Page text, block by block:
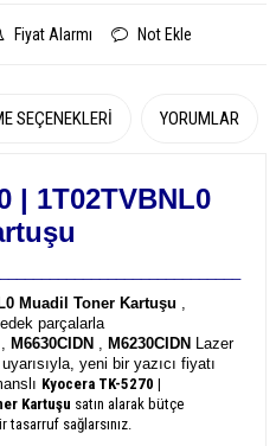
Fiyat Alarmı Not Ekle
SEÇENEKLERI YORUMLAR
| 1T02TVBNL0
Muadil Toner Kartuşu ,
parçalarla
, M6630CIDN , M6230CIDN Lazer
yeni bir yazıcı fiyatı
Kyocera TK-5270 |
Kartuşu satın alarak bütçe
tasarruf sağlarsınız.